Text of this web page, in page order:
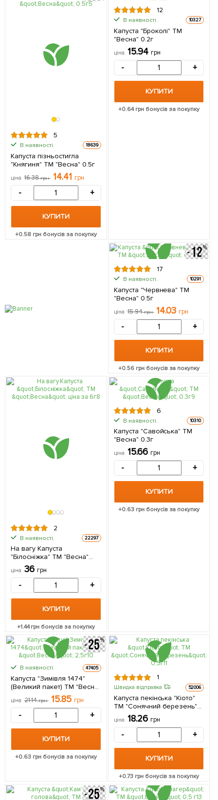
5
В наявності. 18639
Капуста пізньостигла
"Княгиня" ТМ "Весна" 0.5г
ціна 16.38грн 14.41 грн
- +
КУПИТИ
+0.58 грн бонусів за покупку
12
В наявності. 10327
Капуста "Броколі" ТМ
"Весна" 0.2г
ціна 15.94 грн
- +
КУПИТИ
+0.64грн бонусів за покупку
17
В наявності. 10291
Капуста "Червнева" ТМ
"Весна" 0.5г
ціна 15.94грн 14.03 грн
- +
КУПИТИ
+0.56грн бонусів за покупку
2
В наявності. 22297
На вагу Капуста
"Білосніжка" ТМ "Весна"
ціна за 6г
ціна 36 грн
- +
КУПИТИ
+1.44грн бонусів за покупку
6
В наявності. 10310
Капуста "Савойська" ТМ
"Весна" 0.3г
ціна 15.66 грн
- +
КУПИТИ
+0.63грн бонусів за покупку
В наявності. 47405
Капуста "Зимівля 1474"
(Великий пакет) ТМ "Весна"
ціна 21.14грн 15.85 грн
- +
КУПИТИ
+0.63 грн бонусів за покупку
1
Швидка відправка 52006
Капуста пекінська "Кіото"
ТМ "Сонячний березень"
ціна 18.26 грн
- +
КУПИТИ
+0.73 грн бонусів за покупку